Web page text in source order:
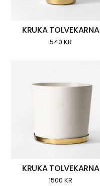
KRUKA TOLVEKARNA
540 KR
KRUKA TOLVEKARNA
1500KR